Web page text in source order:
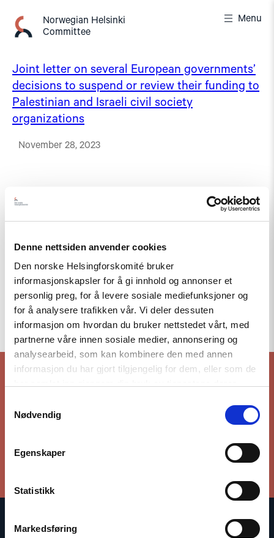
Denne nettsiden anvender cookies
Den norske Helsingforskomité bruker
informasjonskapsler for å gi innhold og annonser et
personlig preg, for å levere sosiale mediefunksjoner og
for å analysere trafikken vår. Vi deler dessuten
informasjon om hvordan du bruker nettstedet vårt, med
partnerne våre innen sosiale medier, annonsering og
analysearbeid, som kan kombinere den med annen
informasjon du har gjort tilgjengelig for dem, eller som de
Nødvendig
Egenskaper
Statistikk
Markedsføring
content
Norwegian Helsinki
Committee
Menu
Joint letter on several European governments’
decisions to suspend or review their funding to
Palestinian and Israeli civil society
organizations
November 28, 2023
To the top
The Norwegian Helsinki Committee bases its work on the